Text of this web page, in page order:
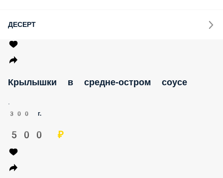
ДЕСЕРТ
Крылышки в средне-остром соусе
.
300 г.
500 ₽